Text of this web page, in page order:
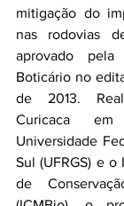
mitigação do
nas rodovias
aprovado
Boticário no
de 2013.
Curicaca
Universidade
Sul (UFRGS) e
de